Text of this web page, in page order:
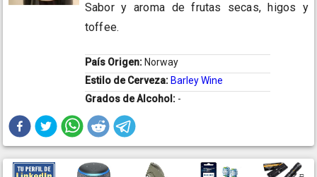
Sabor y aroma de frutas secas, higos y
toffee.
País Origen: Norway
Estilo de Cerveza: Barley Wine
Grados de Alcohol: -